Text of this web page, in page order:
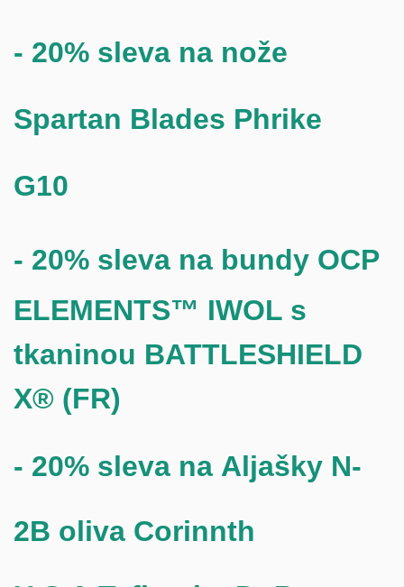
- 20% sleva na nože
Spartan Blades Phrike
G10
- 20% sleva na bundy OCP
ELEMENTS™ IWOL s
tkaninou BATTLESHIELD
X® (FR)
- 20% sleva na Aljašky N-
2B oliva Corinnth